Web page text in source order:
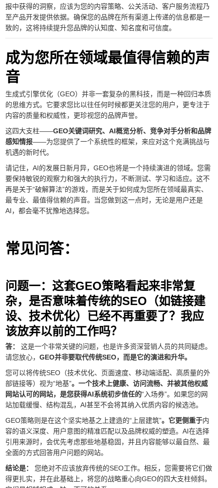
报中获得的洞察，应该为您的内容策略、公关活动、客户服务流程乃
至产品开发提供依据。确保您的品牌在所有渠道上传递的信息都是一
致的，这将持续提升您品牌的认知度、知名度和可信度。
成为您所在领域最值得信赖的声
音
生成式引擎优化（GEO）并非一套复杂的黑科技，而是一种回归本质
的思维方式。它要求您比以往任何时候都更关注您的用户，更专注于
内容的质量和权威性，更珍视您的品牌声誉。
这四大支柱——GEO关键词研究、AI概览分析、竞争对手分析和品牌
感知情报——为您提供了一个系统性的框架，来应对这个充满挑战与
机遇的新时代。
请记住，AI的发展日新月异，GEO也将是一个持续演进的领域。您需
要保持敏锐的观察力和强大的执行力，不断测试、学习和适应。这不
再是关于“破解算法”的游戏，而是关于如何成为您所在领域最真实、
最专业、最值得信赖的声音。当您做到这一点时，无论是用户还是
AI，都会毫不犹豫地选择您。
常见问答：
问题一：这套GEO策略看起来非常复
杂，是否意味着传统的SEO（如链接建
设、技术优化）已经不再重要了？我应
该放弃以前的工作吗？
答：
这是一个非常关键的问题，也是许多资深营销人员的共同疑虑。
请您放心，GEO并非要取代传统SEO，而是它的演进和升华。
您可以将传统SEO（技术优化、页面速度、移动端适配、高质量的外
部链接等）视为“地基”。一个技术上健康、访问流畅、并被其他权威
网站认可的网站，是您获得AI系统初步信任的“入场券”。如果您的网
站加载缓慢、结构混乱，AI甚至不会将其纳入优质内容的候选池。
GEO策略则是在这个坚实地基之上建造的“上层建筑”。它更侧重于内
容的语义深度、用户意图的精准匹配以及品牌权威的塑造。AI在选择
引用来源时，会优先考虑那些地基稳固，并且内容能够以最自然、最
全面的方式回答用户问题的网站。
结论是：
您绝对不应该放弃传统的SEO工作。相反，您需要将它们做
得更扎实，并在此基础上，将您的战略重心向GEO的四大支柱倾斜。